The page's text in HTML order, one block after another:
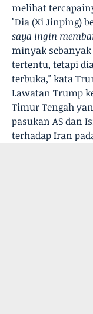
melihat
"Dia (Xi Jinping)
saya ingin
minyak
tertentu, tetapi
terbuka," kata
Lawatan Trump
Timur Tengah
pasukan AS dan
terhadap Iran